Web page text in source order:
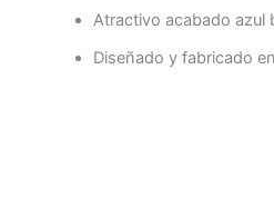
Atractivo acabado azul
Diseñado y fabricado